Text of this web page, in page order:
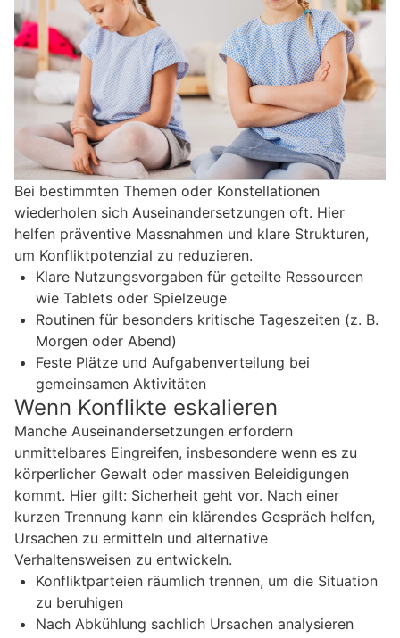
Bei bestimmten Themen oder Konstellationen
wiederholen sich Auseinandersetzungen oft. Hier
helfen präventive Massnahmen und klare Strukturen,
um Konfliktpotenzial zu reduzieren.
Klare Nutzungsvorgaben für geteilte Ressourcen
wie Tablets oder Spielzeuge
Routinen für besonders kritische Tageszeiten (z. B.
Morgen oder Abend)
Feste Plätze und Aufgabenverteilung bei
gemeinsamen Aktivitäten
Wenn Konflikte eskalieren
Manche Auseinandersetzungen erfordern
unmittelbares Eingreifen, insbesondere wenn es zu
körperlicher Gewalt oder massiven Beleidigungen
kommt. Hier gilt: Sicherheit geht vor. Nach einer
kurzen Trennung kann ein klärendes Gespräch helfen,
Ursachen zu ermitteln und alternative
Verhaltensweisen zu entwickeln.
Konfliktparteien räumlich trennen, um die Situation
zu beruhigen
Nach Abkühlung sachlich Ursachen analysieren